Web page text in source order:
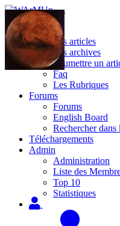
Site
Les articles
Les archives
Soumettre un
Faq
Les Rubriques
Forums
Forums
English Board
Rechercher dans
Téléchargements
Admin
Administration
Liste des
Top 10
Statistiques